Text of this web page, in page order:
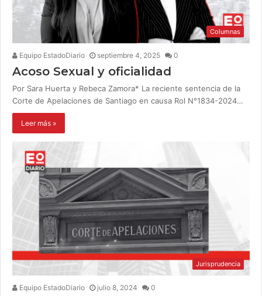
Columnas
Equipo EstadoDiario septiembre 4, 2025 0
Acoso Sexual y oficialidad
Por Sara Huerta y Rebeca Zamora* La reciente sentencia de la
Corte de Apelaciones de Santiago en causa Rol N°1834-2024…
Leer más »
Jurisprudencia
Equipo EstadoDiario julio 8, 2024 0